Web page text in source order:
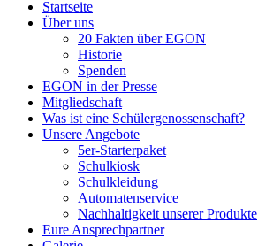
Startseite
Über uns
20 Fakten über EGON
Historie
Spenden
EGON in der Presse
Mitgliedschaft
Was ist eine Schülergenossenschaft?
Unsere Angebote
5er-Starterpaket
Schulkiosk
Schulkleidung
Automatenservice
Nachhaltigkeit unserer Produkte
Eure Ansprechpartner